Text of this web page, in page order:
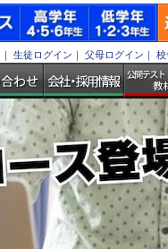
｜ 生徒ログイン ｜ 父母ログイン ｜ 校